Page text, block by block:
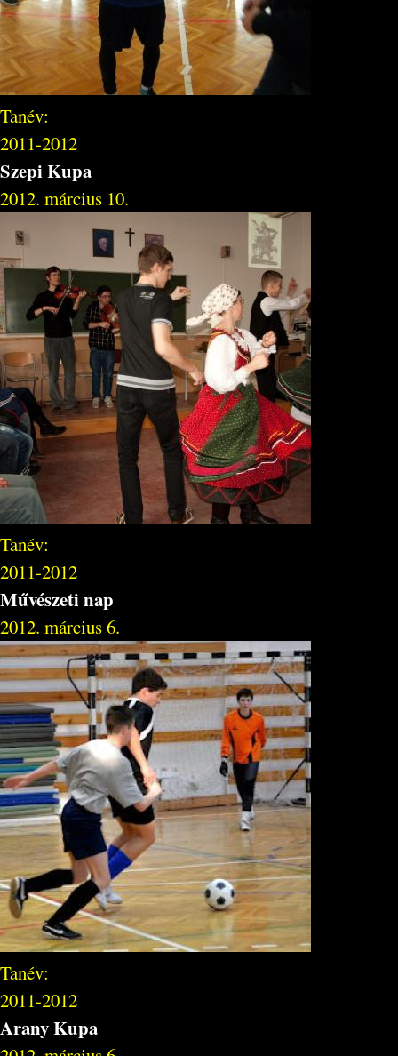
Tanév:
2011-2012
Szepi Kupa
2012. március 10.
Tanév:
2011-2012
Művészeti nap
2012. március 6.
Tanév:
2011-2012
Arany Kupa